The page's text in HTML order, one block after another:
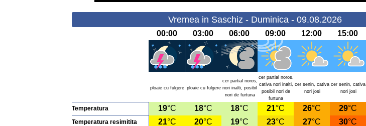
Vremea in Saschiz - Duminica - 09.08.2026
00:00 03:00 06:00 09:00 12:00 15:00
ploaie cu fulgere ploaie cu fulgere
cer partial noros,
nori inalti, posibil
nori de furtuna
cer partial noros,
cativa nori inalti,
posibil nori de
furtuna
cer senin, cativa
nori josi
cer senin, cativa
nori josi
Temperatura 19°C 18°C 18°C 21°C 26°C 29°C
Temperatura resimitita 21°C 20°C 19°C 23°C 27°C 30°C